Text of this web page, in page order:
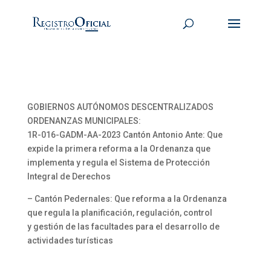
GOBIERNOS AUTÓNOMOS DESCENTRALIZADOS
ORDENANZAS MUNICIPALES:
1R-016-GADM-AA-2023 Cantón Antonio Ante: Que
expide la primera reforma a la Ordenanza que
implementa y regula el Sistema de Protección
Integral de Derechos
– Cantón Pedernales: Que reforma a la Ordenanza
que regula la planificación, regulación, control
y gestión de las facultades para el desarrollo de
actividades turísticas